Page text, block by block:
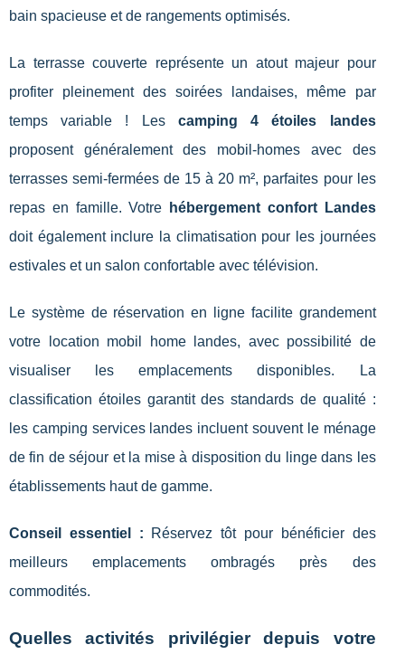
bain spacieuse et de rangements optimisés.
La terrasse couverte représente un atout majeur pour
profiter pleinement des soirées landaises, même par
temps variable ! Les camping 4 étoiles landes
proposent généralement des mobil-homes avec des
terrasses semi-fermées de 15 à 20 m², parfaites pour les
repas en famille. Votre
hébergement confort Landes
doit également inclure la climatisation pour les journées
estivales et un salon confortable avec télévision.
Le système de réservation en ligne facilite grandement
votre location mobil home landes, avec possibilité de
visualiser les emplacements disponibles. La
classification étoiles garantit des standards de qualité :
les camping services landes incluent souvent le ménage
de fin de séjour et la mise à disposition du linge dans les
établissements haut de gamme.
Conseil essentiel : Réservez tôt pour bénéficier des
meilleurs emplacements ombragés près des
commodités.
Quelles activités privilégier depuis votre